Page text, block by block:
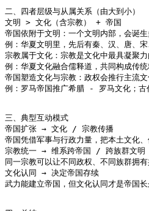
二、四者层级与从属关系（由大到小）
文明 > 文化（含宗教） + 帝国
帝国依附于文明：一个文明内部，会诞生
例：华夏文明里，先后有秦、汉、唐、
宗教属于文化：宗教是文化中最具凝聚
例：华夏文化融合儒释道，共同构成传统
帝国塑造文化与宗教：政权会推行主流
例：罗马帝国推广希腊 - 罗马文化；古
三、典型互动模式
帝国扩张 → 文化 / 宗教传播
帝国凭借军事与行政力量，把本土文化
宗教统一 → 维系跨帝国 / 跨族群文明
同一宗教可以让不同政权、不同族群拥
文化认同 → 决定帝国存续
武力能建立帝国，但文化认同才是帝国长